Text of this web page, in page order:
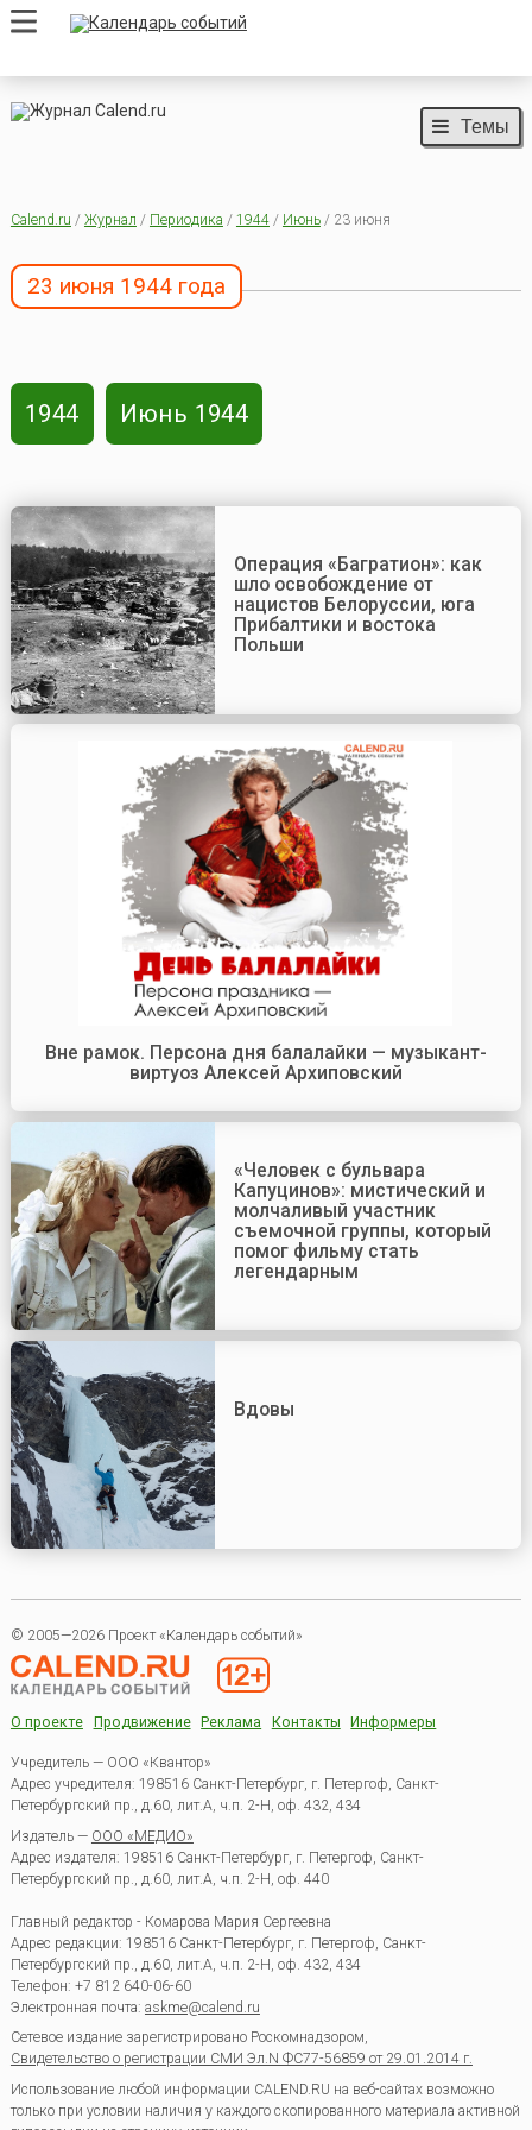
Темы
Calend.ru / Журнал / Периодика / 1944/ Июнь/ 23 июня
23 июня 1944 года
1944 Июнь 1944
Операция «Багратион»: как
шло освобождение от
нацистов Белоруссии, юга
Прибалтики и востока
Польши
Вне рамок. Персона дня балалайки — музыкант-
виртуоз Алексей Архиповский
«Человек с бульвара
Капуцинов»: мистический и
молчаливый участник
съемочной группы, который
помог фильму стать
легендарным
Вдовы
© 2005—2026 Проект «Календарь событий»
О проекте Продвижение Реклама Контакты Информеры
Учредитель — ООО «Квантор»
Адрес учредителя: 198516 Санкт-Петербург, г. Петергоф, Санкт-
Петербургский пр., д.60, лит.А, ч.п. 2-Н, оф. 432, 434
Издатель — ООО «МЕДИО»
Адрес издателя: 198516 Санкт-Петербург, г. Петергоф, Санкт-
Петербургский пр., д.60, лит.А, ч.п. 2-Н, оф. 440
Главный редактор - Комарова Мария Сергеевна
Адрес редакции: 198516 Санкт-Петербург, г. Петергоф, Санкт-
Петербургский пр., д.60, лит.А, ч.п. 2-Н, оф. 432, 434
Телефон: +7 812 640-06-60
Электронная почта: askme@calend.ru
Сетевое издание зарегистрировано Роскомнадзором,
Свидетельство о регистрации СМИ Эл.N ФС77-56859 от 29.01.2014 г.
Использование любой информации CALEND.RU на веб-сайтах возможно
только при условии наличия у каждого скопированного материала активной